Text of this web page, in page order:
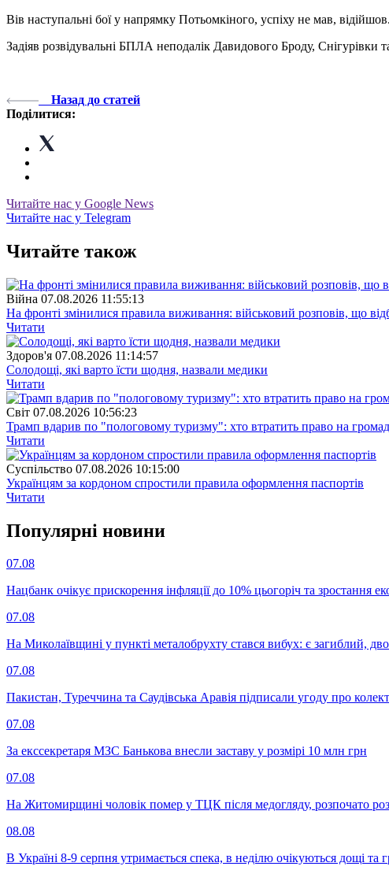
Вів наступальні бої у напрямку Потьомкіного, успіху не мав, відійшов.
Задіяв розвідувальні БПЛА неподалік Давидового Броду, Снігурівки
Назад до статей
Поділитися:
Читайте нас у Google News
Читайте нас у Telegram
Читайте також
Війна 07.08.2026 11:55:13
На фронті змінилися правила виживання: військовий розповів, що
Читати
Здоров'я 07.08.2026 11:14:57
Солодощі, які варто їсти щодня, назвали медики
Читати
Свiт 07.08.2026 10:56:23
Трамп вдарив по "пологовому туризму": хто втратить право на
Читати
Суспiльство 07.08.2026 10:15:00
Українцям за кордоном спростили правила оформлення паспортів
Читати
Популярнi новини
07.08
Нацбанк очікує прискорення інфляції до 10% цьогоріч та зростання
07.08
На Миколаївщині у пункті металобрухту стався вибух: є загиблий,
07.08
Пакистан, Туреччина та Саудівська Аравія підписали угоду про
07.08
За екссекретаря МЗС Банькова внесли заставу у розмірі 10 млн грн
07.08
На Житомирщині чоловік помер у ТЦК після медогляду, розпочато
08.08
В Україні 8-9 серпня утримається спека, в неділю очікуються дощі та